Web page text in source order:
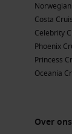
het Sultan
kustlijn en
Dit opmerkelijke
aan Egypte.
Costa
Celebrity
Phoenix
Princess
Oceania
Over ons